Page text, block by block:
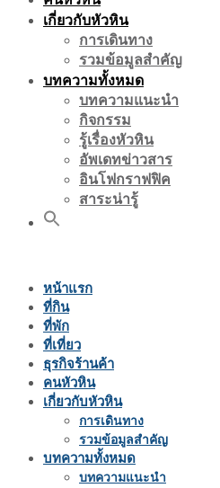
เกี่ยวกับหัวหิน
การเดินทาง
รวมข้อมูลสำคัญ
บทความทั้งหมด
บทความแนะนำ
กิจกรรม
รู้เรื่องหัวหิน
อัพเดทข่าวสาร
อินโฟกราฟฟิค
สาระน่ารู้
หน้าแรก
ที่กิน
ที่พัก
ที่เที่ยว
ธุรกิจร้านค้า
คนหัวหิน
เกี่ยวกับหัวหิน
การเดินทาง
รวมข้อมูลสำคัญ
บทความทั้งหมด
บทความแนะนำ